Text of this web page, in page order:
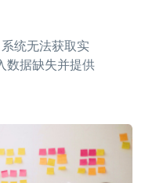
统无法获取实
数据缺失并提供